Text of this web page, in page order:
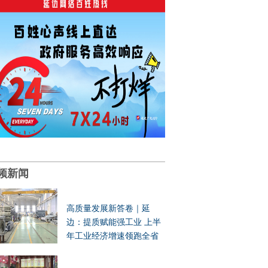
新闻
高质量发展新答卷｜延
边：提质赋能强工业 上半
年工业经济增速领跑全省